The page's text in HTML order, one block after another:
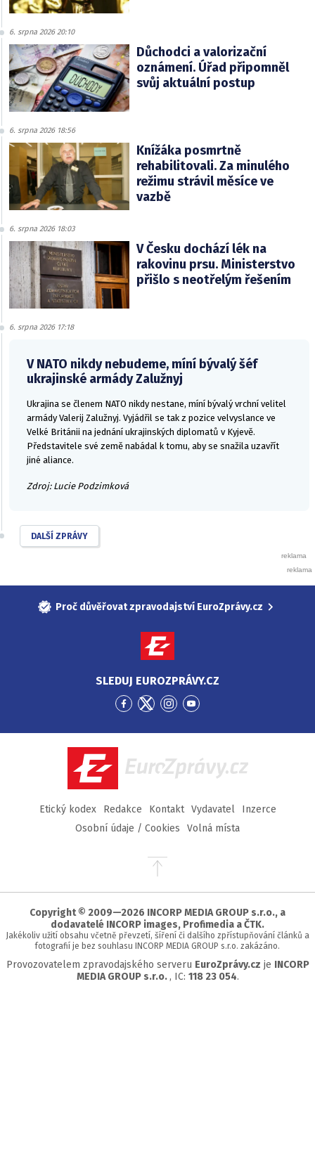
6. srpna 2026 20:10
Důchodci a valorizační
oznámení. Úřad připomněl
svůj aktuální postup
6. srpna 2026 18:56
Knížáka posmrtně
rehabilitovali. Za minulého
režimu strávil měsíce ve
vazbě
6. srpna 2026 18:03
V Česku dochází lék na
rakovinu prsu. Ministerstvo
přišlo s neotřelým řešením
6. srpna 2026 17:18
V NATO nikdy nebudeme, míní bývalý šéf
ukrajinské armády Zalužnyj
Ukrajina se členem NATO nikdy nestane, míní bývalý vrchní velitel
armády Valerij Zalužnyj. Vyjádřil se tak z pozice velvyslance ve
Velké Británii na jednání ukrajinských diplomatů v Kyjevě.
Představitele své země nabádal k tomu, aby se snažila uzavřít
jiné aliance.
Zdroj: Lucie Podzimková
DALŠÍ ZPRÁVY
Proč důvěřovat zpravodajství EuroZprávy.cz
SLEDUJ EUROZPRÁVY.CZ
Přejít
Facebook
Přejít
Twitter
Přejít
Instagram
Přejít
YouTube
EuroZprávy.cz
Etický kodex Redakce Kontakt Vydavatel
Inzerce
Osobní údaje / Cookies
Volná místa
Přejít
stránky
Copyright © 2009—2026 INCORP MEDIA GROUP s.r.o., a
dodavatelé INCORP images, Profimedia a ČTK.
Jakékoliv užití obsahu včetně převzetí, šíření či dalšího zpřístupňování článků a
fotografií je bez souhlasu INCORP MEDIA GROUP s.r.o. zakázáno.
Provozovatelem zpravodajského serveru EuroZprávy.cz je INCORP
MEDIA GROUP s.r.o. , IC: 118 23 054.